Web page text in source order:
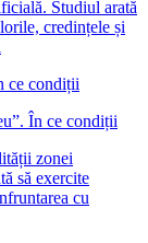
Studiul arată
credințele și
În ce condiții